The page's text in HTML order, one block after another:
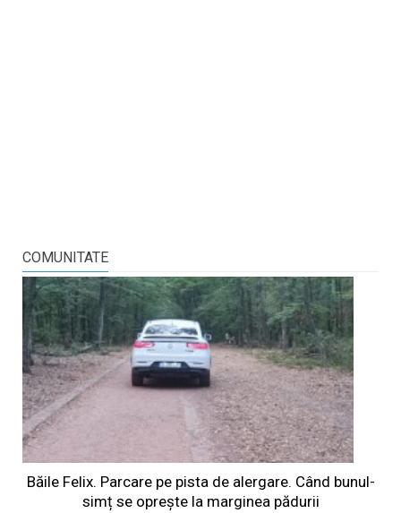
COMUNITATE
Băile Felix. Parcare pe pista de alergare. Când bunul-
simț se oprește la marginea pădurii